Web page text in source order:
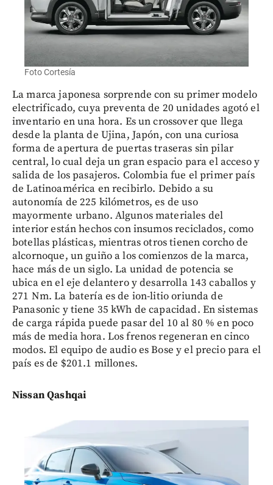
Foto Cortesía
La marca japonesa sorprende con su primer modelo
electrificado, cuya preventa de 20 unidades agotó el
inventario en una hora. Es un crossover que llega
desde la planta de Ujina, Japón, con una curiosa
forma de apertura de puertas traseras sin pilar
central, lo cual deja un gran espacio para el acceso y
salida de los pasajeros. Colombia fue el primer país
de Latinoamérica en recibirlo. Debido a su
autonomía de 225 kilómetros, es de uso
mayormente urbano. Algunos materiales del
interior están hechos con insumos reciclados, como
botellas plásticas, mientras otros tienen corcho de
alcornoque, un guiño a los comienzos de la marca,
hace más de un siglo. La unidad de potencia se
ubica en el eje delantero y desarrolla 143 caballos y
271 Nm. La batería es de ion-litio oriunda de
Panasonic y tiene 35 kWh de capacidad. En sistemas
de carga rápida puede pasar del 10 al 80 % en poco
más de media hora. Los frenos regeneran en cinco
modos. El equipo de audio es Bose y el precio para el
país es de $201.1 millones.
Nissan Qashqai